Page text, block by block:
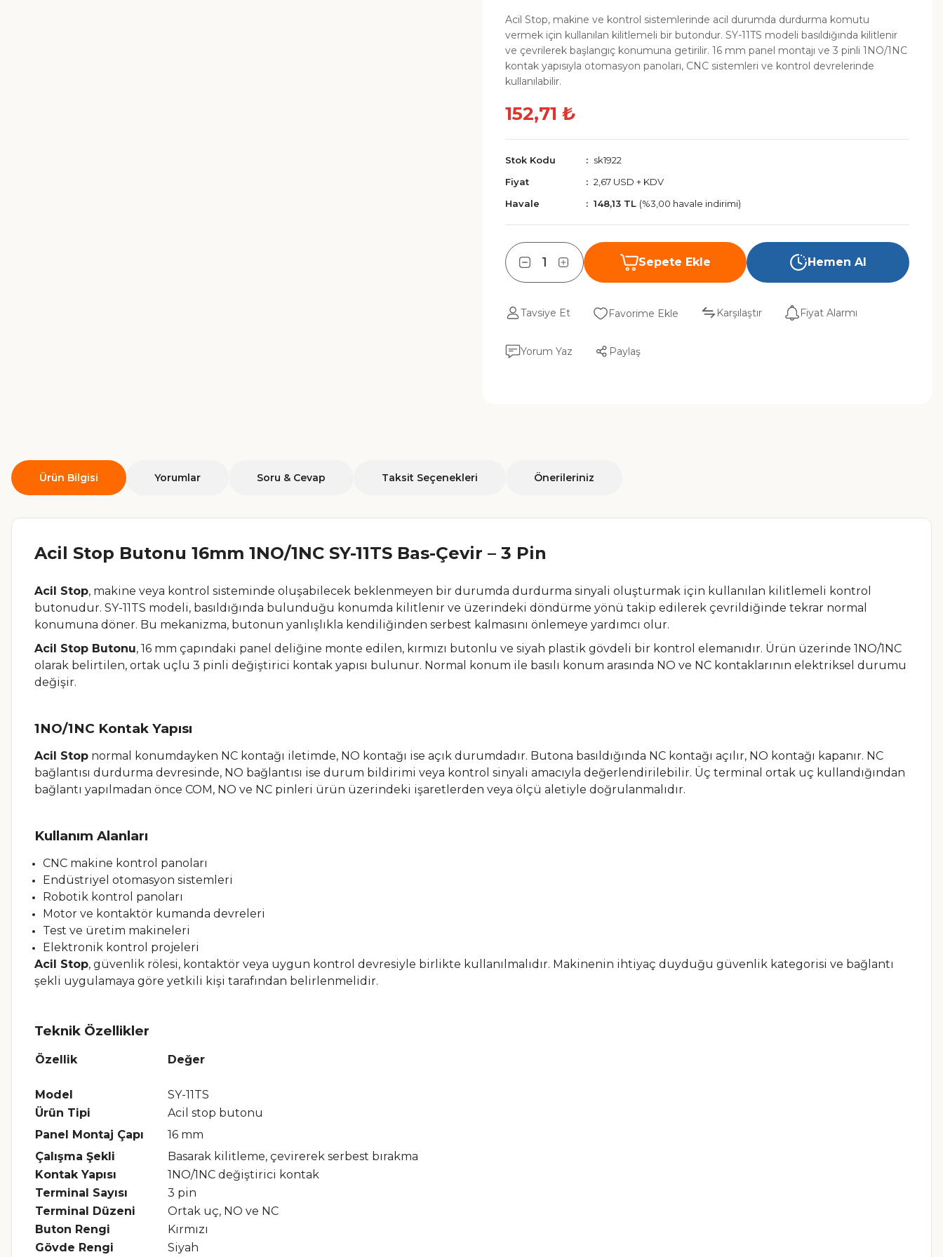
Acil Stop, makine ve kontrol sistemlerinde acil durumda durdurma komutu
vermek için kullanılan kilitlemeli bir butondur. SY-11TS modeli basıldığında kilitlenir
ve çevrilerek başlangıç konumuna getirilir. 16 mm panel montajı ve 3 pinli 1NO/1NC
kontak yapısıyla otomasyon panoları, CNC sistemleri ve kontrol devrelerinde
kullanılabilir.
152,71 ₺
Stok Kodu
sk1922
Fiyat
2,67 USD + KDV
Havale
148,13 TL (%3,00 havale indirimi)
Sepete Ekle Hemen Al
Tavsiye Et Karşılaştır Fiyat Alarmı
Yorum Yaz Paylaş
Ürün Bilgisi Yorumlar Soru & Cevap Taksit Seçenekleri Önerileriniz
Acil Stop Butonu 16mm 1NO/1NC SY-11TS Bas-Çevir – 3 Pin
Acil Stop, makine veya kontrol sisteminde oluşabilecek beklenmeyen bir durumda durdurma sinyali oluşturmak için kullanılan kilitlemeli kontrol
butonudur. SY-11TS modeli, basıldığında bulunduğu konumda kilitlenir ve üzerindeki döndürme yönü takip edilerek çevrildiğinde tekrar normal
konumuna döner. Bu mekanizma, butonun yanlışlıkla kendiliğinden serbest kalmasını önlemeye yardımcı olur.
Acil Stop Butonu, 16 mm çapındaki panel deliğine monte edilen, kırmızı butonlu ve siyah plastik gövdeli bir kontrol elemanıdır. Ürün üzerinde 1NO/1NC
olarak belirtilen, ortak uçlu 3 pinli değiştirici kontak yapısı bulunur. Normal konum ile basılı konum arasında NO ve NC kontaklarının elektriksel durumu
değişir.
1NO/1NC Kontak Yapısı
Acil Stop normal konumdayken NC kontağı iletimde, NO kontağı ise açık durumdadır. Butona basıldığında NC kontağı açılır, NO kontağı kapanır. NC
bağlantısı durdurma devresinde, NO bağlantısı ise durum bildirimi veya kontrol sinyali amacıyla değerlendirilebilir. Üç terminal ortak uç kullandığından
bağlantı yapılmadan önce COM, NO ve NC pinleri ürün üzerindeki işaretlerden veya ölçü aletiyle doğrulanmalıdır.
Kullanım Alanları
CNC makine kontrol panoları
Endüstriyel otomasyon sistemleri
Robotik kontrol panoları
Motor ve kontaktör kumanda devreleri
Test ve üretim makineleri
Elektronik kontrol projeleri
Acil Stop, güvenlik rölesi, kontaktör veya uygun kontrol devresiyle birlikte kullanılmalıdır. Makinenin ihtiyaç duyduğu güvenlik kategorisi ve bağlantı
şekli uygulamaya göre yetkili kişi tarafından belirlenmelidir.
Teknik Özellikler
Özellik Değer
Model
SY-11TS
Ürün Tipi
Acil stop butonu
Panel Montaj Çapı
16 mm
Çalışma Şekli
Basarak kilitleme, çevirerek serbest bırakma
Kontak Yapısı
1NO/1NC değiştirici kontak
Terminal Sayısı
3 pin
Terminal Düzeni
Ortak uç, NO ve NC
Buton Rengi
Kırmızı
Gövde Rengi
Siyah